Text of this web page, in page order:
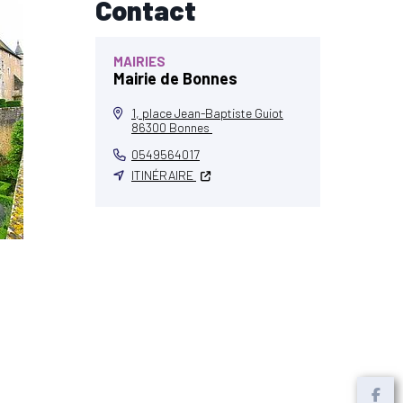
Contact
MAIRIES
Mairie de Bonnes
1, place Jean-Baptiste Guiot
86300 Bonnes
0549564017
ITINÉRAIRE